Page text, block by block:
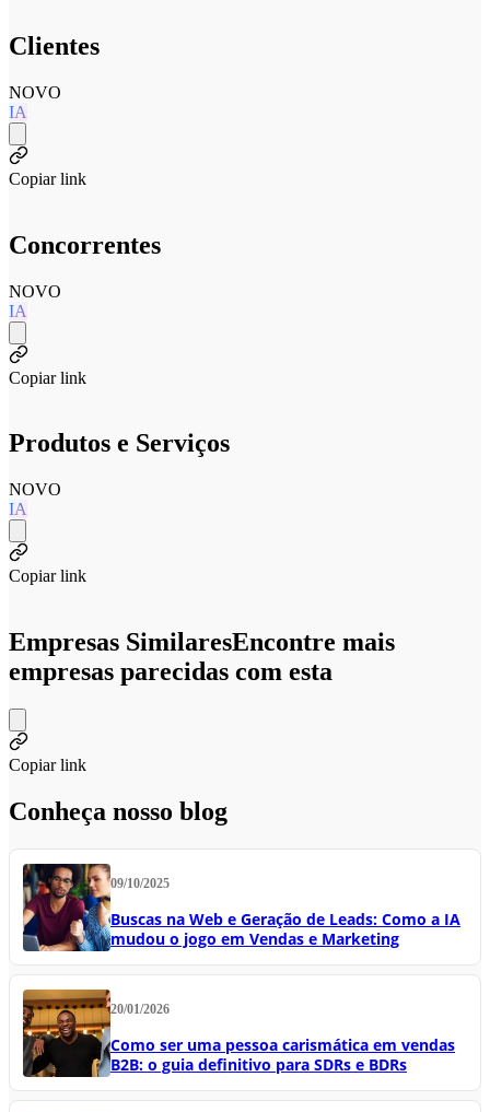
Clientes
NOVO
IA
Copiar link
Concorrentes
NOVO
IA
Copiar link
Produtos e Serviços
NOVO
IA
Copiar link
Empresas SimilaresEncontre mais
empresas parecidas com esta
Copiar link
Conheça nosso blog
09/10/2025
Buscas na Web e Geração de Leads: Como a IA
mudou o jogo em Vendas e Marketing
20/01/2026
Como ser uma pessoa carismática em vendas
B2B: o guia definitivo para SDRs e BDRs